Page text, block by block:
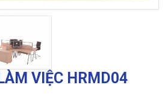
VIỆC HRMD04